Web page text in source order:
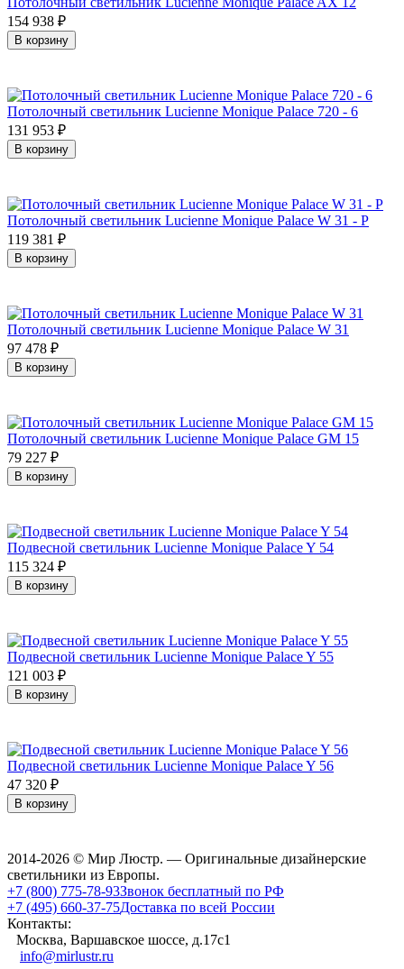
154 938 ₽
В корзину
Потолочный светильник Lucienne Monique Palace 720 - 6
131 953 ₽
В корзину
Потолочный светильник Lucienne Monique Palace W 31 - P
119 381 ₽
В корзину
Потолочный светильник Lucienne Monique Palace W 31
97 478 ₽
В корзину
Потолочный светильник Lucienne Monique Palace GM 15
79 227 ₽
В корзину
Подвесной светильник Lucienne Monique Palace Y 54
115 324 ₽
В корзину
Подвесной светильник Lucienne Monique Palace Y 55
121 003 ₽
В корзину
Подвесной светильник Lucienne Monique Palace Y 56
47 320 ₽
В корзину
2014-2026 © Мир Люстр. — Оригинальные дизайнерские
светильники из Европы.
+7 (800) 775-78-93Звонок бесплатный по РФ
+7 (495) 660-37-75Доставка по всей России
Контакты:
Москва, Варшавское шоссе, д.17c1
info@mirlustr.ru